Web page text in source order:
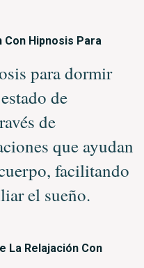
Con Hipnosis Para
para dormir
de
de
que ayudan
facilitando
el sueño.
La Relajación Con